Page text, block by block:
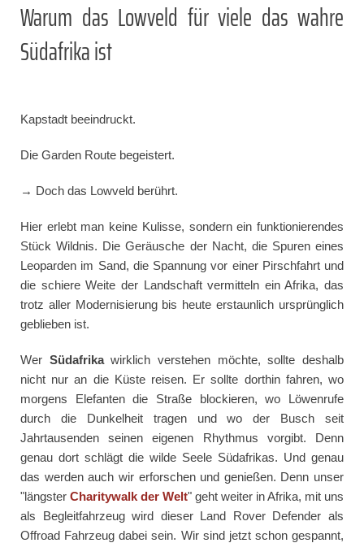
Warum das Lowveld für viele das wahre
Südafrika ist
Kapstadt beeindruckt.
Die Garden Route begeistert.
→ Doch das Lowveld berührt.
Hier erlebt man keine Kulisse, sondern ein funktionierendes
Stück Wildnis. Die Geräusche der Nacht, die Spuren eines
Leoparden im Sand, die Spannung vor einer Pirschfahrt und
die schiere Weite der Landschaft vermitteln ein Afrika, das
trotz aller Modernisierung bis heute erstaunlich ursprünglich
geblieben ist.
Wer Südafrikawirklich verstehen möchte, sollte deshalb
nicht nur an die Küste reisen. Er sollte dorthin fahren, wo
morgens Elefanten die Straße blockieren, wo Löwenrufe
durch die Dunkelheit tragen und wo der Busch seit
Jahrtausenden seinen eigenen Rhythmus vorgibt. Denn
genau dort schlägt die wilde Seele Südafrikas. Und genau
das werden auch wir erforschen und genießen. Denn unser
"längster Charitywalk der Welt" geht weiter in Afrika, mit uns
als Begleitfahrzeug wird dieser Land Rover Defender als
Offroad Fahrzeug dabei sein. Wir sind jetzt schon gespannt,